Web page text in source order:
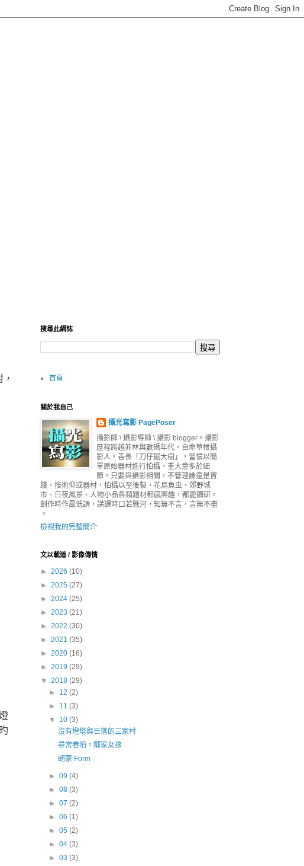
搜尋此網誌
首頁
關於我自己
攝光寫影 PagePoser
攝影師 \ 攝影導師 \ 攝影 blogger。攝影
歷程跨越菲林與數碼年代，自命草根攝
影人，善長「刀仔鋸大樹」，習慣以簡
單原始器材進行拍攝，重大意多於細
節。只要與攝影相關，不管理論還是實
踐，技術仰或器材，拍攝以至後製，花鳥魚虫、郊野城
市、日夜風景、人物小品各類題材都感興趣，都愛鑽研。
創作時作風低調，講課時口若懸河，知無不言，言無不盡
。
檢視我的完整簡介
文以載道 / 影像傳情
► 2026 (10)
► 2025 (27)
► 2024 (25)
► 2023 (21)
► 2022 (30)
► 2021 (35)
► 2020 (16)
► 2019 (29)
▼ 2018 (29)
► 12(2)
► 11(3)
▼ 10(3)
沒有燈塔與日落的三家村
尋常巷陌。鄰家女孩
朗豪 Form
►09(4)
►08(3)
►07(2)
►06(1)
►05(2)
►04(3)
►03(3)